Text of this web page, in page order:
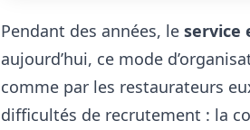
Pendant des années, le service
aujourd’hui, ce mode
comme par les restaurateurs
difficultés de recrutement : la